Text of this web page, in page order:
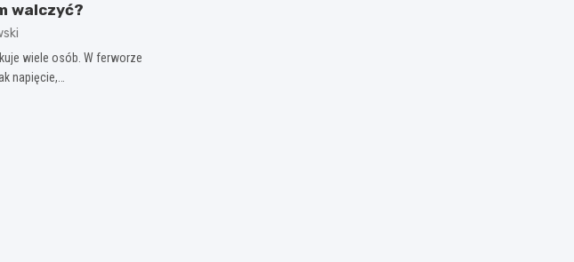
walczyć?
wiele osób. W ferworze
napięcie,…